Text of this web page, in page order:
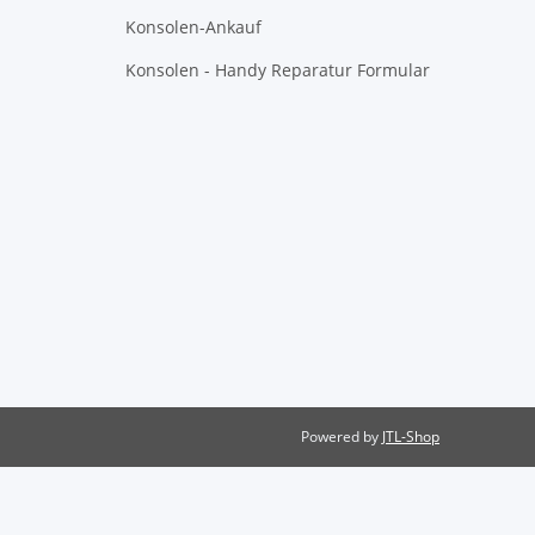
Konsolen-Ankauf
Konsolen - Handy Reparatur Formular
Powered by JTL-Shop